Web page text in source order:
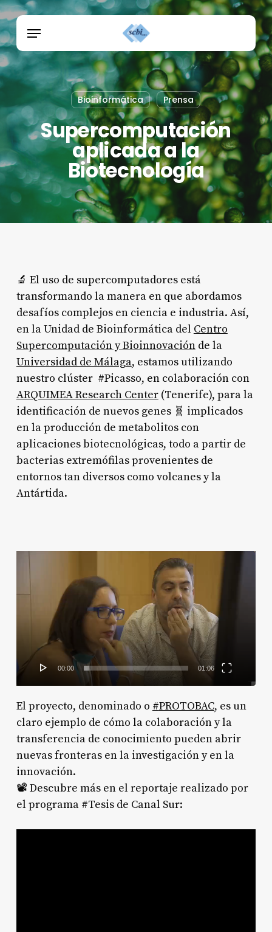
Skip
to
main
content
Menu
Bioinformática Prensa
Supercomputación
aplicada a la
Biotecnología
🔬 El uso de supercomputadores está
transformando la manera en que abordamos
desafíos complejos en ciencia e industria. Así,
en la Unidad de Bioinformática del Centro
Supercomputación y Bioinnovaciónde la
Universidad de Málaga, estamos utilizando
nuestro clúster #Picasso, en colaboración con
ARQUIMEA Research Center(Tenerife), para la
identificación de nuevos genes 🧬 implicados
en la producción de metabolitos con
aplicaciones biotecnológicas, todo a partir de
bacterias extremófilas provenientes de
entornos tan diversos como volcanes y la
Antártida.
Reproductor
vídeo
00:00 01:06
El proyecto, denominado o #PROTOBAC, es un
claro ejemplo de cómo la colaboración y la
transferencia de conocimiento pueden abrir
nuevas fronteras en la investigación y en la
innovación.
📽️ Descubre más en el reportaje realizado por
el programa #Tesis de Canal Sur:
Menu